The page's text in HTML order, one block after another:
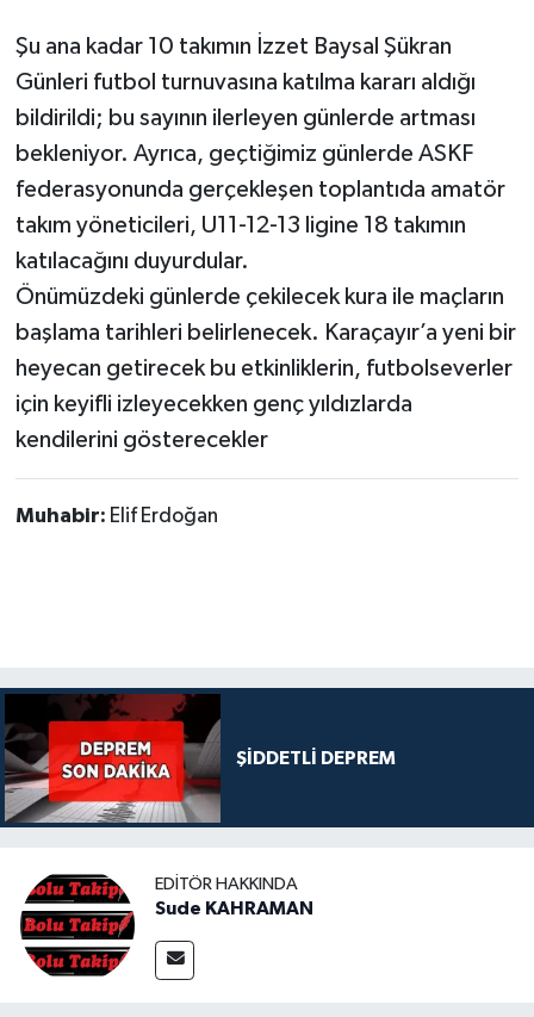
Şu ana kadar 10 takımın İzzet Baysal Şükran
Günleri futbol turnuvasına katılma kararı aldığı
bildirildi; bu sayının ilerleyen günlerde artması
bekleniyor. Ayrıca, geçtiğimiz günlerde ASKF
federasyonunda gerçekleşen toplantıda amatör
takım yöneticileri, U11-12-13 ligine 18 takımın
katılacağını duyurdular.
Önümüzdeki günlerde çekilecek kura ile maçların
başlama tarihleri belirlenecek. Karaçayır’a yeni bir
heyecan getirecek bu etkinliklerin, futbolseverler
için keyifli izleyecekken genç yıldızlarda
kendilerini gösterecekler
Muhabir: Elif Erdoğan
ŞİDDETLİ DEPREM
EDITÖR HAKKINDA
Sude KAHRAMAN